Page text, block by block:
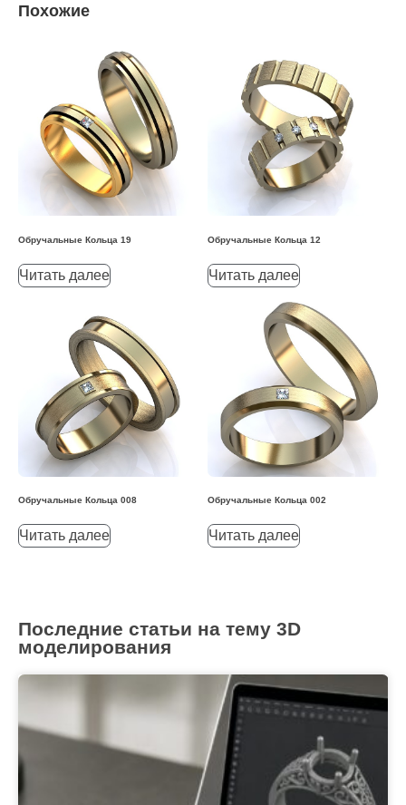
Похожие
Обручальные Кольца 19
Читать далее
Обручальные Кольца 12
Читать далее
Обручальные Кольца 008
Читать далее
Обручальные Кольца 002
Читать далее
Последние статьи на тему 3D
моделирования